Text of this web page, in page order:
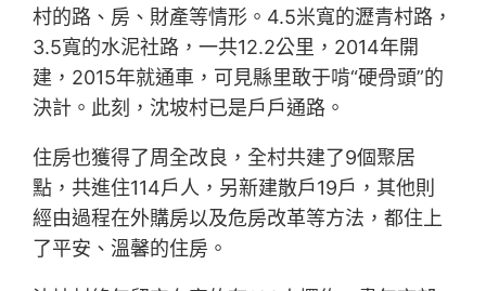
村的路、房、財產等情形。4.5米寬的瀝青村路，
3.5寬的水泥社路，一共12.2公里，2014年開
建，2015年就通車，可見縣里敢于啃“硬骨頭”的
決計。此刻，沈坡村已是戶戶通路。
住房也獲得了周全改良，全村共建了9個聚居
點，共進住114戶人，另新建散戶19戶，其他則
經由過程在外購房以及危房改革等方法，都住上
了平安、溫馨的住房。